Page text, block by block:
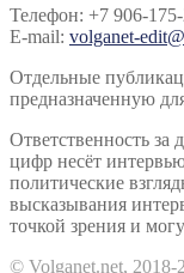
Телефон: +7 906-
E-mail: volganet-
Отдельные
предназначенную
Ответственность за
цифр несёт
политические
высказывания
точкой зрения и
© Volganet.net, 2018-